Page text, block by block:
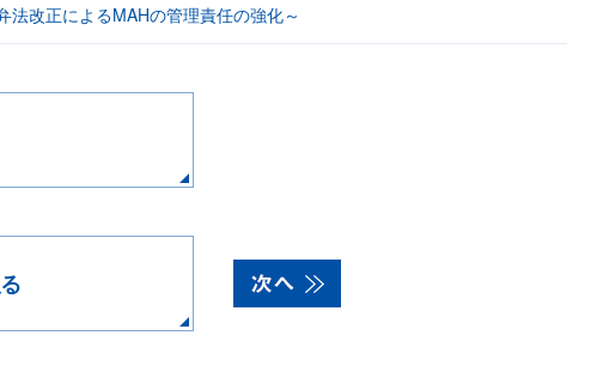
改正によるMAHの管理責任の強化～